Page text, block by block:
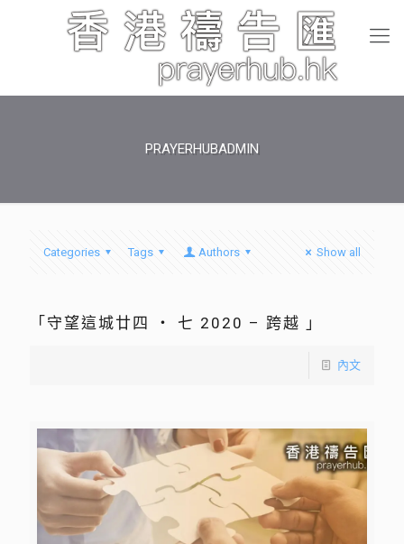
PRAYERHUBADMIN
Categories Tags Authors Show all
「守望這城廿四 ‧ 七 2020 – 跨越 」
內文